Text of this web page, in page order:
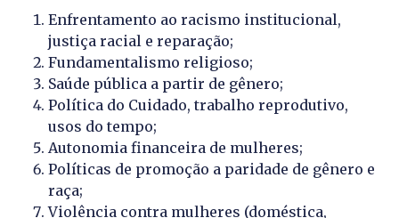
Enfrentamento ao racismo institucional,
justiça racial e reparação;
Fundamentalismo religioso;
Saúde pública a partir de gênero;
Política do Cuidado, trabalho reprodutivo,
usos do tempo;
Autonomia financeira de mulheres;
Políticas de promoção a paridade de gênero e
raça;
Violência contra mulheres (doméstica,